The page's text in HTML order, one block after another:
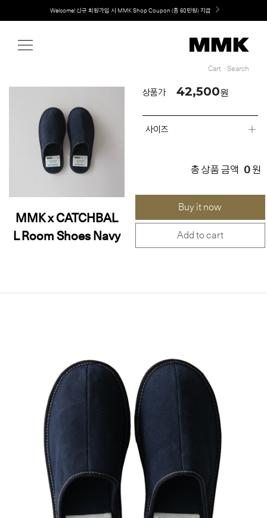
MMK의 새로운 키친 디자인, EXTRUDE 익스트루드 라인 출시
Cart Search
MMK x CATCHBAL
L Room Shoes Navy
상품가 42,500원
사이즈
총 상품 금액 0 원
Buy it now
Add to cart